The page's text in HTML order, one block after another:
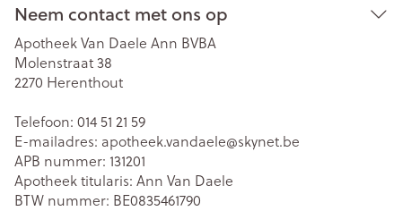
Neem contact met ons op
Apotheek Van Daele Ann BVBA
Molenstraat 38
2270 Herenthout
Telefoon: 014 51 21 59
E-mailadres: apotheek.vandaele@skynet.be
APB nummer: 131201
Apotheek titularis: Ann Van Daele
BTW nummer: BE0835461790